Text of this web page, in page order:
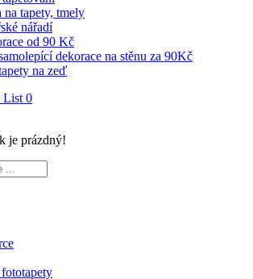
na tapety, tmely
nářadí
od 90 Kč
dekorace na stěnu za 90Kč
na zeď
List 0
je prázdný!